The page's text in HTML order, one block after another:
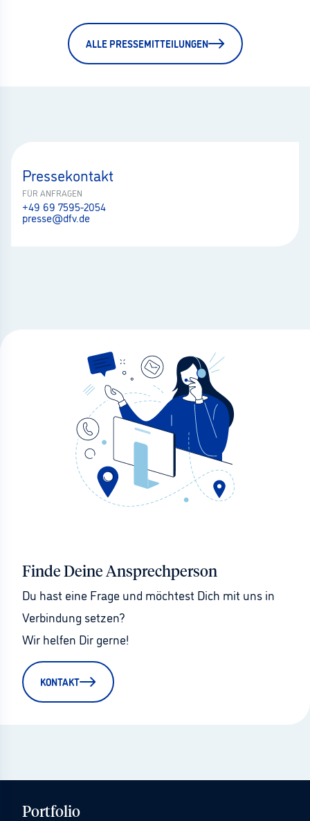
ALLE PRESSEMITTEILUNGEN
Pressekontakt
FÜR ANFRAGEN
+49 69 7595-2054
presse@dfv.de
Finde Deine Ansprechperson
Du hast eine Frage und möchtest Dich mit uns in
Verbindung setzen?
Wir helfen Dir gerne!
KONTAKT
Portfolio